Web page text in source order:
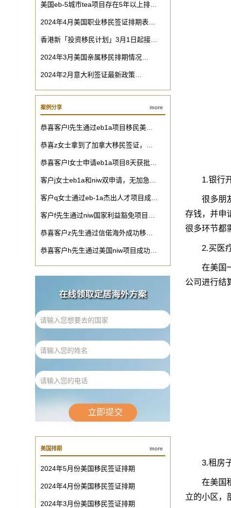
美国eb-5城市tea项目存在5年以上排…
2024年4月美国职业移民签证排期表…
香港新「投资移民计划」3月1日起接…
2024年3月美国亲属移民排期情况…
2024年2月意大利签证最新政策…
案例分享 more
恭喜客户l先生通过eb1a项目移民美…
恭喜z女士拿到了加拿大移民签证，…
恭喜客户l女士申请eb1a项目8天获批…
客户j女士eb1a和niw双申请，无加急…
客户q女士通过eb-1a杰出人才项目成…
客户f先生通过niw国家利益豁免项目…
恭喜客户z先生通过信偌海外成功移…
恭喜客户h先生通过美国niw项目成功…
在线领取定居海外方案
美国排期 more
2024年5月份美国移民签证排期
2024年4月份美国移民签证排期
2024年3月份美国移民签证排期
1.银行
很多朋友
存钱，并申
很多环节都
2.买医
在美国一
公司进行结
3.租房
在美国租
立的小区，